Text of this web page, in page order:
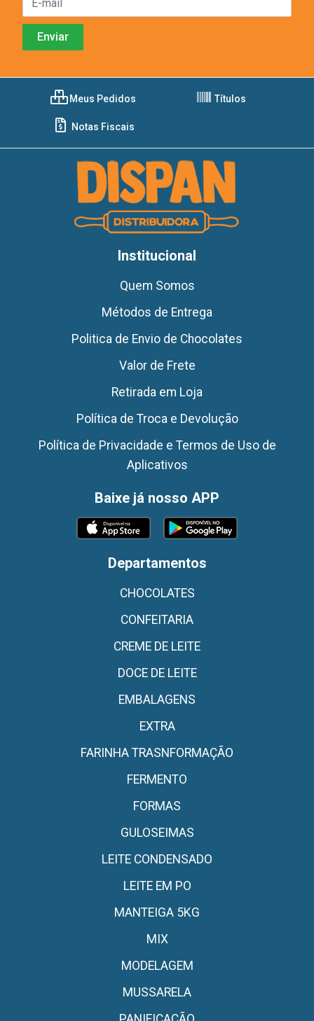
Meus Pedidos Títulos
Notas Fiscais
Institucional
Quem Somos
Métodos de Entrega
Politica de Envio de Chocolates
Valor de Frete
Retirada em Loja
Política de Troca e Devolução
Política de Privacidade e Termos de Uso de
Aplicativos
Baixe já nosso APP
Departamentos
CHOCOLATES
CONFEITARIA
CREME DE LEITE
DOCE DE LEITE
EMBALAGENS
EXTRA
FARINHA TRASNFORMAÇÃO
FERMENTO
FORMAS
GULOSEIMAS
LEITE CONDENSADO
LEITE EM PO
MANTEIGA 5KG
MIX
MODELAGEM
MUSSARELA